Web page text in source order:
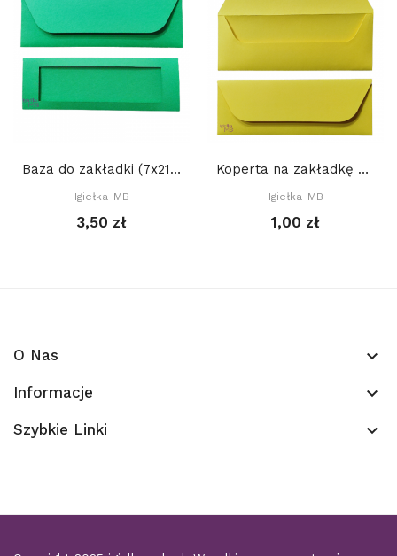
Baza do zakładki (7x21cm) z PROSTYM okienkiem...
Igiełka-MB
3,50 zł
Koperta na zakładkę do książki 22 x 8 cm,...
Igiełka-MB
1,00 zł
O Nas keyboard_arrow_down
Informacje keyboard_arrow_down
Szybkie Linki keyboard_arrow_down